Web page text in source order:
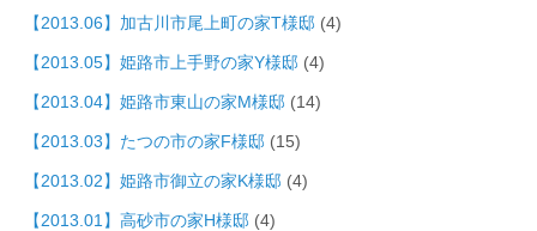
【2013.06】加古川市尾上町の家T様邸 (4)
【2013.05】姫路市上手野の家Y様邸 (4)
【2013.04】姫路市東山の家M様邸 (14)
【2013.03】たつの市の家F様邸 (15)
【2013.02】姫路市御立の家K様邸 (4)
【2013.01】高砂市の家H様邸 (4)